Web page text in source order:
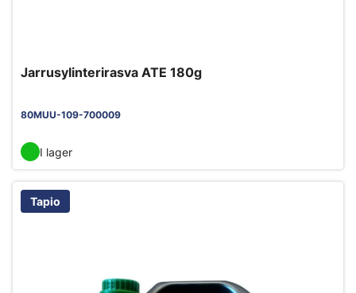
Jarrusylinterirasva ATE 180g
80MUU-109-700009
I lager
Tapio